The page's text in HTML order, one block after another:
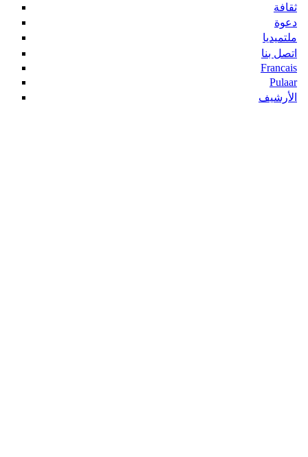
ثقافة
دعوة
ملتميديا
اتصل بنا
Francais
Pulaar
الأرشيف